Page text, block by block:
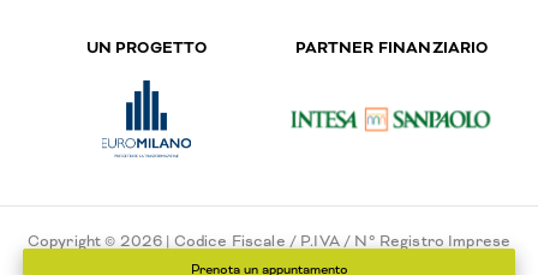
Prenota un appuntamento
UN PROGETTO PARTNER FINANZIARIO
Copyright © 2026 | Codice Fiscale / P.IVA / N° Registro Imprese
di Milano - 02775550151 - N° REA 111546